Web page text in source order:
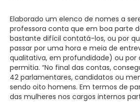
Elaborado um elenco de nomes a
professora conta que em boa parte
bastante difícil contatá-los, ou por
passar por uma hora e meia de
qualitativa, em profundidade) ou por
permitia. “No final das contas,
42 parlamentares, candidatos ou
sendo oito homens. Em termos de
das mulheres nos cargos internos